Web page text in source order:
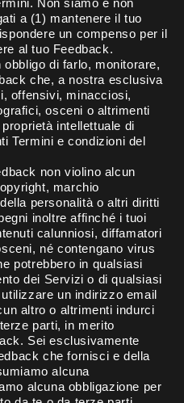
Non siamo e non
a (1) mantenere il tuo
un compenso per il
al tuo Feedback.
di farlo, monitorare,
che, a nostra esclusiva
offensivi, minacciosi,
osceni o altrimenti
intellettuale di
Termini e condizioni del
non violino alcun
marchio
personalità o altri diritti
inoltre affinché i tuoi
calunniosi, diffamatori
né contengano virus
potrebbero in qualsiasi
dei Servizi o di qualsiasi
un indirizzo email
altro o altrimenti indurci
parti, in merito
Sei esclusivamente
che fornisci e della
alcuna
alcuna obbligazione per